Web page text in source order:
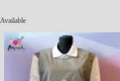
Available